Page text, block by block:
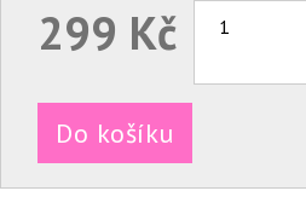
299 Kč
Do košíku